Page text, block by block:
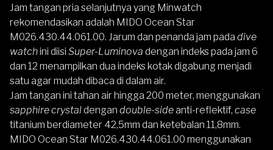
Jam tangan pria selanjutnya yang Minwatch
rekomendasikan adalah MIDO Ocean Star
M026.430.44.061.00. Jarum dan penanda jam pada dive
watchini diisi Super-Luminova dengan indeks pada jam 6
dan 12 menampilkan dua indeks kotak digabung menjadi
satu agar mudah dibaca di dalam air.
Jam tangan ini tahan air hingga 200 meter, menggunakan
sapphire crystaldengan double-sideanti-reflektif, case
titanium berdiameter 42,5mm dan ketebalan 11,8mm.
MIDO Ocean Star M026.430.44.061.00 menggunakan